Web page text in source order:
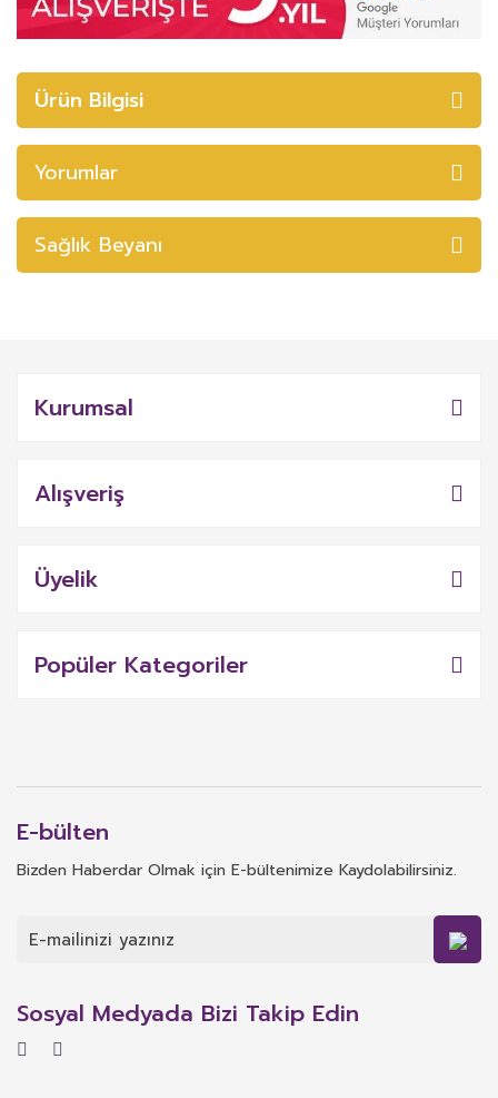
Ürün Bilgisi
Yorumlar
Sağlık Beyanı
Kurumsal
Alışveriş
Üyelik
Popüler Kategoriler
E-bülten
Bizden Haberdar Olmak için E-bültenimize Kaydolabilirsiniz.
Sosyal Medyada Bizi Takip Edin